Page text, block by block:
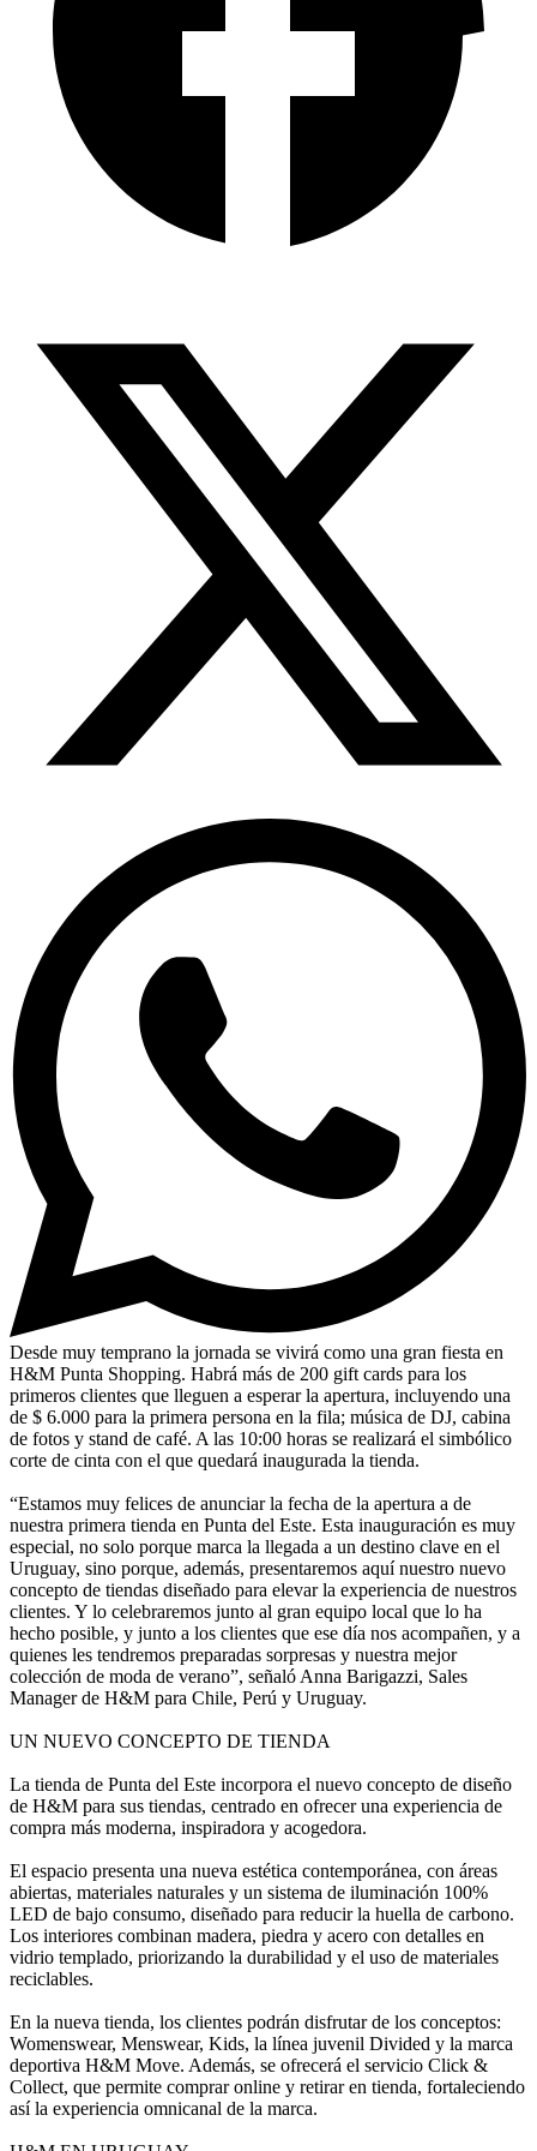
Desde muy temprano la jornada se vivirá como una gran fiesta en
H&M Punta Shopping. Habrá más de 200 gift cards para los
primeros clientes que lleguen a esperar la apertura, incluyendo una
de $ 6.000 para la primera persona en la fila; música de DJ, cabina
de fotos y stand de café. A las 10:00 horas se realizará el simbólico
corte de cinta con el que quedará inaugurada la tienda.
“Estamos muy felices de anunciar la fecha de la apertura a de
nuestra primera tienda en Punta del Este. Esta inauguración es muy
especial, no solo porque marca la llegada a un destino clave en el
Uruguay, sino porque, además, presentaremos aquí nuestro nuevo
concepto de tiendas diseñado para elevar la experiencia de nuestros
clientes. Y lo celebraremos junto al gran equipo local que lo ha
hecho posible, y junto a los clientes que ese día nos acompañen, y a
quienes les tendremos preparadas sorpresas y nuestra mejor
colección de moda de verano”, señaló Anna Barigazzi, Sales
Manager de H&M para Chile, Perú y Uruguay.
UN NUEVO CONCEPTO DE TIENDA
La tienda de Punta del Este incorpora el nuevo concepto de diseño
de H&M para sus tiendas, centrado en ofrecer una experiencia de
compra más moderna, inspiradora y acogedora.
El espacio presenta una nueva estética contemporánea, con áreas
abiertas, materiales naturales y un sistema de iluminación 100%
LED de bajo consumo, diseñado para reducir la huella de carbono.
Los interiores combinan madera, piedra y acero con detalles en
vidrio templado, priorizando la durabilidad y el uso de materiales
reciclables.
En la nueva tienda, los clientes podrán disfrutar de los conceptos:
Womenswear, Menswear, Kids, la línea juvenil Divided y la marca
deportiva H&M Move. Además, se ofrecerá el servicio Click &
Collect, que permite comprar online y retirar en tienda, fortaleciendo
así la experiencia omnicanal de la marca.